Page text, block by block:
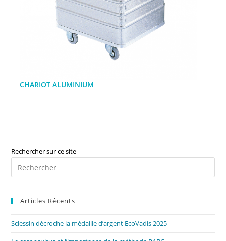
CHARIOT ALUMINIUM
Rechercher sur ce site
Articles Récents
Sclessin décroche la médaille d’argent EcoVadis 2025